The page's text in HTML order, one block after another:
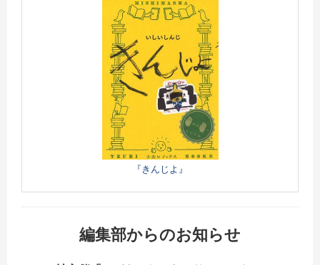
『きんじよ』
編集部からのお知らせ